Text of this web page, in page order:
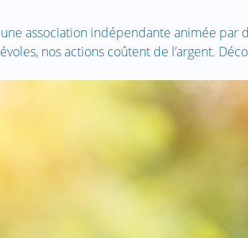
association indépendante animée par
nos actions coûtent de l’argent.